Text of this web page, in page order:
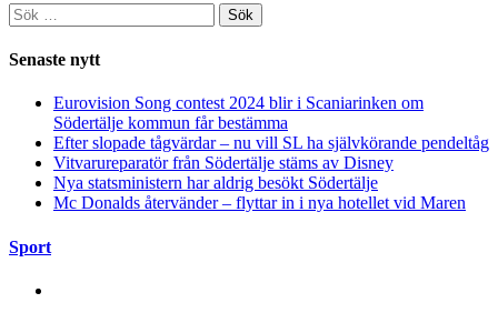
Sök
efter:
Senaste nytt
Eurovision Song contest 2024 blir i Scaniarinken om
Södertälje kommun får bestämma
Efter slopade tågvärdar – nu vill SL ha självkörande pendeltåg
Vitvarureparatör från Södertälje stäms av Disney
Nya statsministern har aldrig besökt Södertälje
Mc Donalds återvänder – flyttar in i nya hotellet vid Maren
Sport